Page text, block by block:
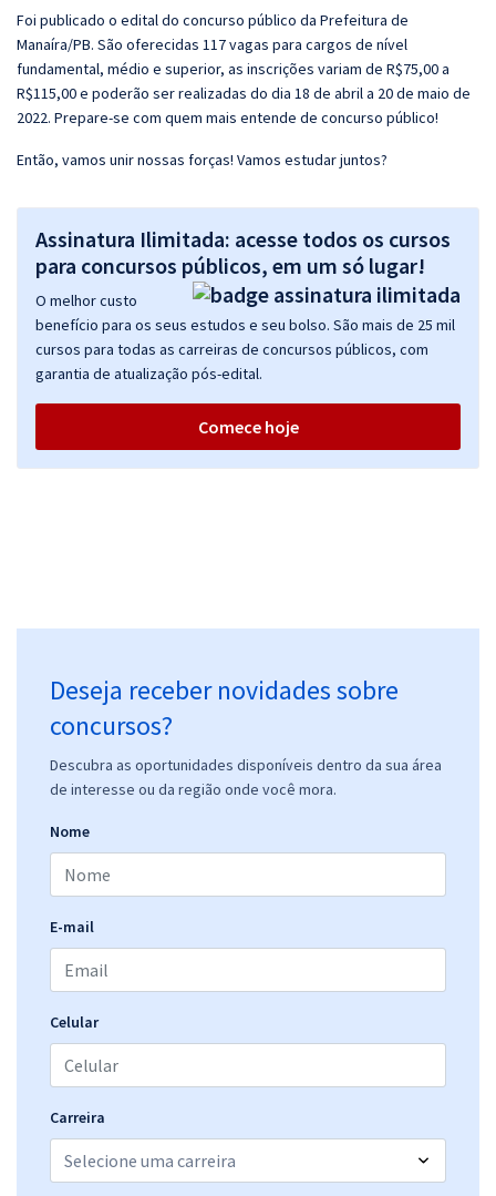
Foi publicado o edital do concurso público da Prefeitura de
Manaíra/PB. São oferecidas 117 vagas para cargos de nível
fundamental, médio e superior, as inscrições variam de R$75,00 a
R$115,00 e poderão ser realizadas do dia 18 de abril a 20 de maio de
2022. Prepare-se com quem mais entende de concurso público!
Então, vamos unir nossas forças! Vamos estudar juntos?
Assinatura Ilimitada: acesse todos os cursos
para concursos públicos, em um só lugar!
O melhor custo
benefício para os seus estudos e seu bolso. São mais de 25 mil
cursos para todas as carreiras de concursos públicos, com
garantia de atualização pós-edital.
Comece hoje
Deseja receber novidades sobre
concursos?
Descubra as oportunidades disponíveis dentro da sua área
de interesse ou da região onde você mora.
Nome
E-mail
Celular
Carreira